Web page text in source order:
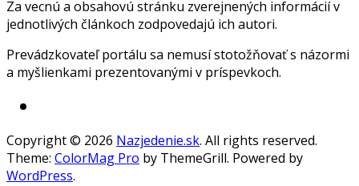
Za vecnú a obsahovú stránku zverejnených informácií v
jednotlivých článkoch zodpovedajú ich autori.
Prevádzkovateľ portálu sa nemusí stotožňovať s názormi
a myšlienkami prezentovanými v príspevkoch.
Copyright © 2026 Nazjedenie.sk. All rights reserved.
Theme: ColorMag Pro by ThemeGrill. Powered by
WordPress.